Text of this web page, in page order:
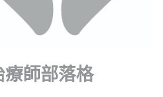
師部落格